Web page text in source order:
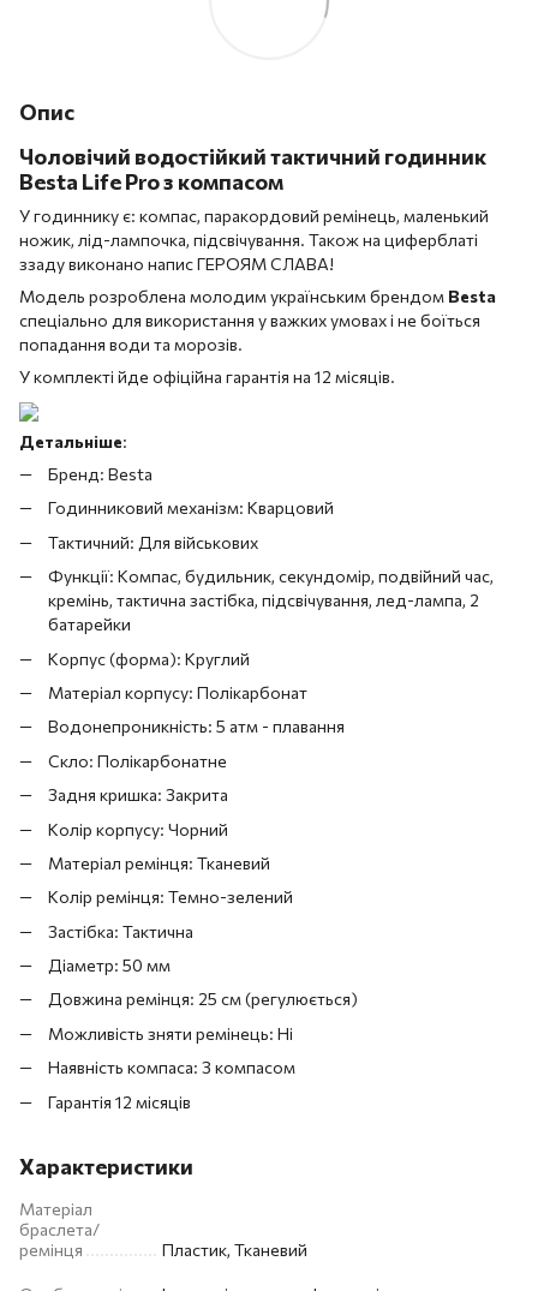
Опис
Чоловічий водостійкий тактичний годинник
Besta Life Pro з компасом
У годиннику є: компас, паракордовий ремінець, маленький
ножик, лід-лампочка, підсвічування. Також на циферблаті
ззаду виконано напис ГЕРОЯМ СЛАВА!
Модель розроблена молодим українським брендом Besta
спеціально для використання у важких умовах і не боїться
попадання води та морозів.
У комплекті йде офіційна гарантія на 12 місяців.
Детальніше:
Бренд: Besta
Годинниковий механізм: Кварцовий
Тактичний: Для військових
Функції: Компас, будильник, секундомір, подвійний час,
кремінь, тактична застібка, підсвічування, лед-лампа, 2
батарейки
Корпус (форма): Круглий
Матеріал корпусу: Полікарбонат
Водонепроникність: 5 атм - плавання
Скло: Полікарбонатне
Задня кришка: Закрита
Колір корпусу: Чорний
Матеріал ремінця: Тканевий
Колір ремінця: Темно-зелений
Застібка: Тактична
Діаметр: 50 мм
Довжина ремінця: 25 см (регулюється)
Можливість зняти ремінець: Ні
Наявність компаса: З компасом
Гарантія 12 місяців
Характеристики
Матеріал
браслета/
ремінця
Пластик, Тканевий